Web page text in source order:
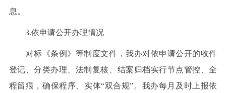
息。
3.依申请公开办理情况
对标《条例》等制度文件，我办对依申请公开的收件
登记、分类办理、法制复核、结案归档实行节点管控、全
程留痕，确保程序、实体“双合规”。我办每月及时上报依